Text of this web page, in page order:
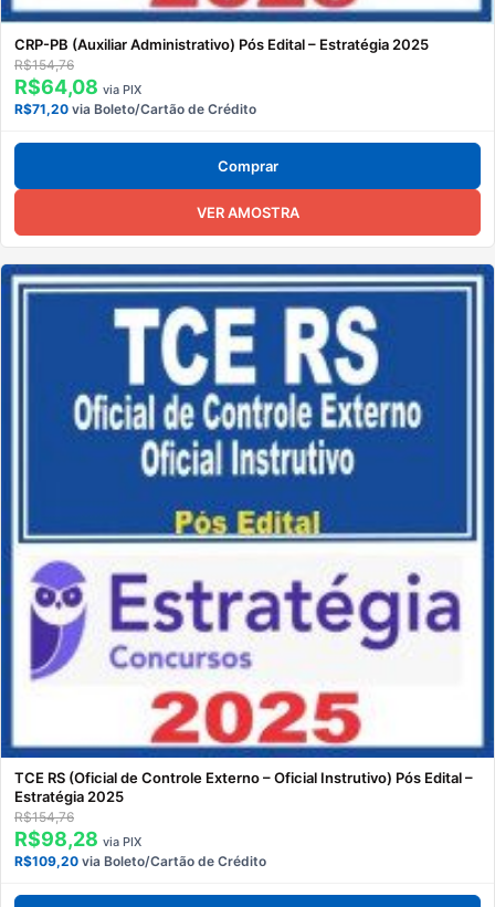
CRP-PB (Auxiliar Administrativo) Pós Edital – Estratégia 2025
R$154,76
R$64,08 via PIX
R$71,20 via Boleto/Cartão de Crédito
Comprar
VER AMOSTRA
TCE RS (Oficial de Controle Externo – Oficial Instrutivo) Pós Edital –
Estratégia 2025
R$154,76
R$98,28 via PIX
R$109,20 via Boleto/Cartão de Crédito